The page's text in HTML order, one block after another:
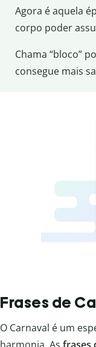
Agora é aquela
corpo poder
Chama “bloco”
consegue mais
Frases de
O Carnaval é um